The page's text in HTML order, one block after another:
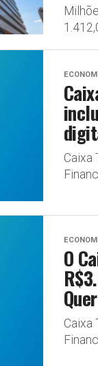
Caixa
O
Caixa